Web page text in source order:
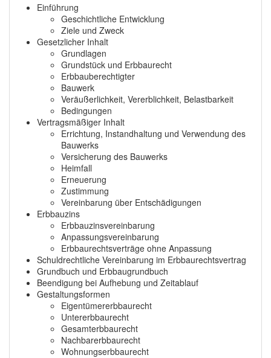
Einführung
Geschichtliche Entwicklung
Ziele und Zweck
Gesetzlicher Inhalt
Grundlagen
Grundstück und Erbbaurecht
Erbbauberechtigter
Bauwerk
Veräußerlichkeit, Vererblichkeit, Belastbarkeit
Bedingungen
Vertragsmäßiger Inhalt
Errichtung, Instandhaltung und Verwendung des
Bauwerks
Versicherung des Bauwerks
Heimfall
Erneuerung
Zustimmung
Vereinbarung über Entschädigungen
Erbbauzins
Erbbauzinsvereinbarung
Anpassungsvereinbarung
Erbbaurechtsverträge ohne Anpassung
Schuldrechtliche Vereinbarung im Erbbaurechtsvertrag
Grundbuch und Erbbaugrundbuch
Beendigung bei Aufhebung und Zeitablauf
Gestaltungsformen
Eigentümererbbaurecht
Untererbbaurecht
Gesamterbbaurecht
Nachbarerbbaurecht
Wohnungserbbaurecht